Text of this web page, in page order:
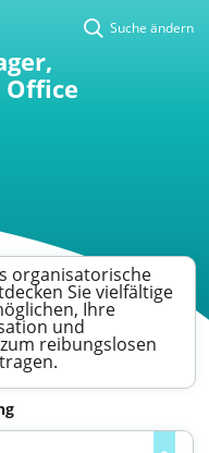
Suche ändern
Office
organisatorische
Sie vielfältige
Ihre
und
reibungslosen